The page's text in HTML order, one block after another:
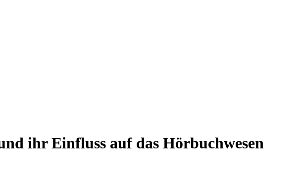
ihr Einfluss auf das Hörbuchwesen